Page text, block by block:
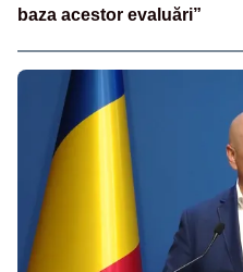
baza acestor evaluări”